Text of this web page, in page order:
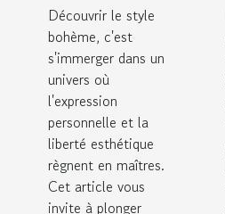
modernes
Découvrir le style
bohème, c'est
s'immerger dans un
univers où
l'expression
personnelle et la
liberté esthétique
règnent en maîtres.
Cet article vous
invite à plonger